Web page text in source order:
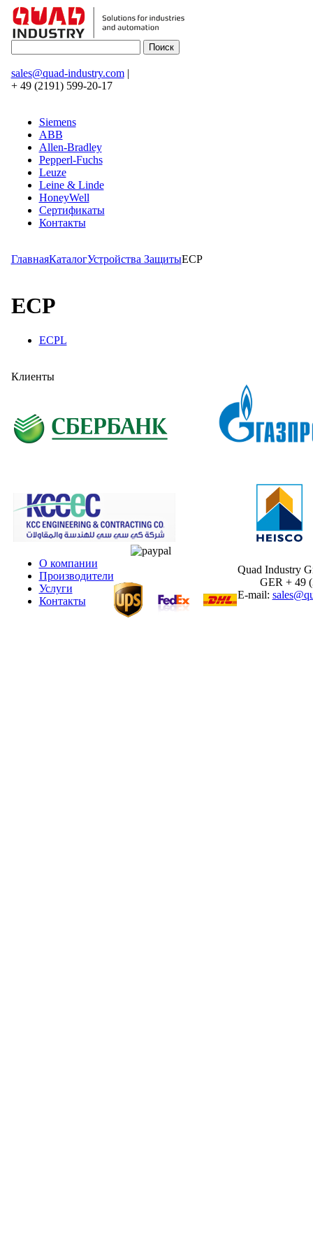
sales@quad-industry.com|
+ 49 (2191) 599-20-17
Siemens
ABB
Allen-Bradley
Pepperl-Fuchs
Leuze
Leine & Linde
HoneyWell
Сертификаты
Контакты
ГлавнаяКаталогУстройства ЗащитыECP
ECP
ECPL
Клиенты
О компании
Производители
Услуги
Контакты
Quad Industry
GER + 49
E-mail: